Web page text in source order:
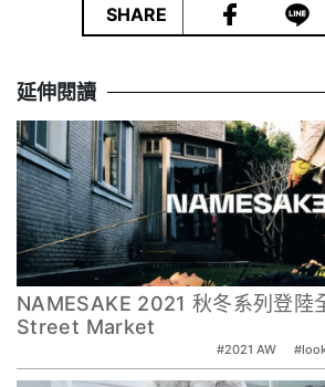
SHARE
延伸閱讀
NAMESAKE 2021 秋冬系列登陸
Street Market
#2021 AW